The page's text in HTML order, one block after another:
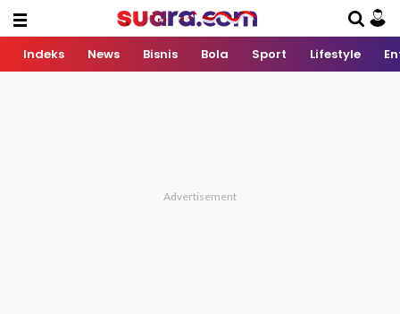
Indeks News Bisnis Bola Sport Lifestyle